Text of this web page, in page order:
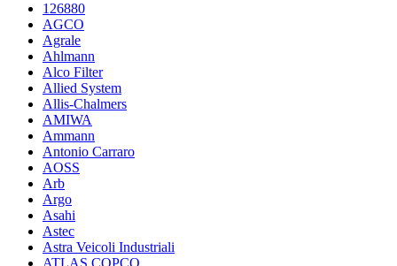
126880
AGCO
Agrale
Ahlmann
Alco Filter
Allied System
Allis-Chalmers
AMIWA
Ammann
Antonio Carraro
AOSS
Arb
Argo
Asahi
Astec
Astra Veicoli Industriali
ATLAS COPCO